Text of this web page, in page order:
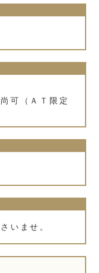
可（ＡＴ限定
いませ。